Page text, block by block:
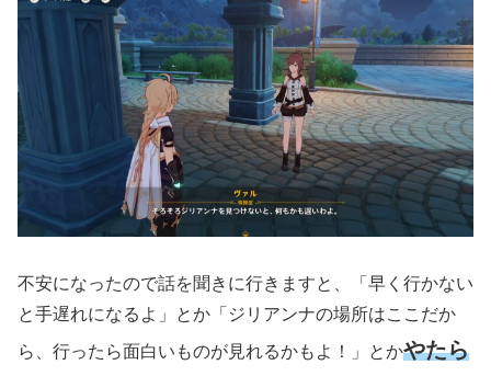
不安になったので話を聞きに行きますと、「早く行かない
と手遅れになるよ」とか「ジリアンナの場所はここだか
ら、行ったら面白いものが見れるかもよ！」とかやたら